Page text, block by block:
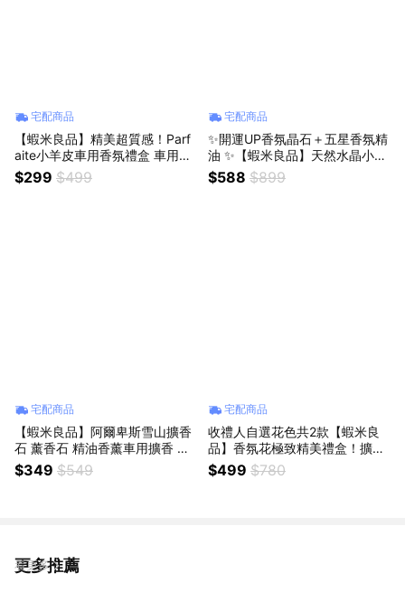
宅配商品
【蝦米良品】精美超質感！Parf
aite小羊皮車用香氛禮盒 車用擴
香 香薰 香氛片 裝是薫香 精美生
日/星座/聖誕禮物
$299 $499
宅配商品
✨開運UP香氛晶石＋五星香氛精
油 ✨【蝦米良品】天然水晶小豆
丁 招財開運小禮物 辦公室小物
生日禮物 七夕情人禮物 聖誕節
$588 $899
宅配商品
【蝦米良品】阿爾卑斯雪山擴香
石 薰香石 精油香薰車用擴香 石
膏擴香 香氛擴香石 芳療香薰石
頭
$349 $549
宅配商品
收禮人自選花色共2款【蝦米良
品】香氛花極致精美禮盒！擴香
大豆蠟燭 高級提繩禮盒 情人節
禮物 生日禮物 聖誕節交換禮物
$499 $780
更多推薦
看更多